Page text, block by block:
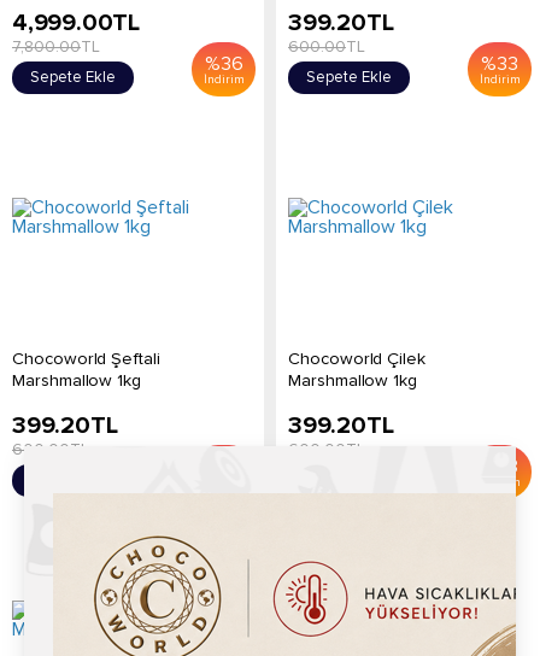
%36
İndirim
4,999.00TL
7,800.00TL
Sepete Ekle
%33
İndirim
399.20TL
600.00TL
Sepete Ekle
Chocoworld Şeftali
Marshmallow 1kg
399.20TL
600.00TL
Chocoworld Çilek
Marshmallow 1kg
33
İndirim
399.20TL
600.00TL